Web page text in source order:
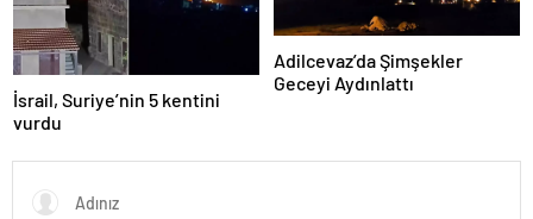
İsrail, Suriye’nin 5 kentini
vurdu
Adilcevaz’da Şimşekler
Geceyi Aydınlattı